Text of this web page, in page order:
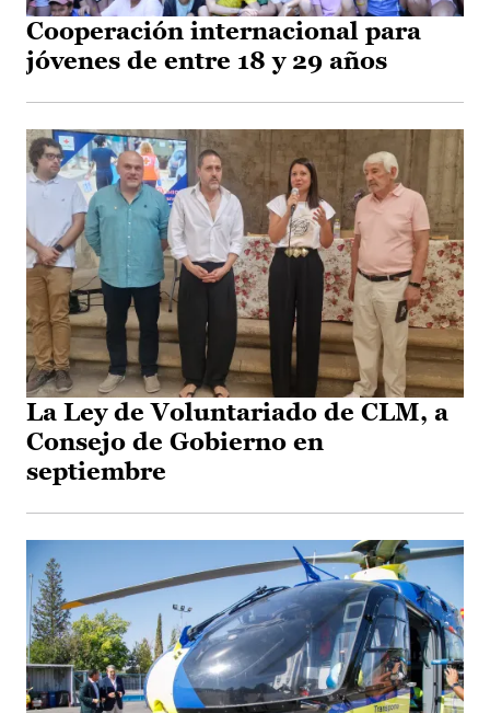
Cooperación internacional para
jóvenes de entre 18 y 29 años
La Ley de Voluntariado de CLM, a
Consejo de Gobierno en
septiembre